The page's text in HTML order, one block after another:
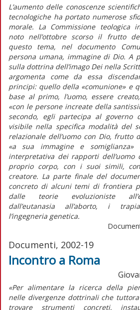
L’aumento delle conoscenze
tecnologiche ha portato numerose
morale. La Commissione teologica
noto nell’ottobre scorso il frutto
questo tema, nel documento
persona umana, immagine di Dio. A
sulla dottrina dell’imago Dei nella
argomenta come da essa
principi: quello della «comunione» e
base al primo, l’uomo, essere
«con le persone increate della
secondo, egli partecipa al governo
visibile nella specifica modalità del
relazionale dell’uomo con Dio, frutto
«a sua immagine e somiglianza»
interpretativa dei rapporti dell’uomo
proprio corpo, con i suoi simili,
creatore. La parte finale del
concreto di alcuni temi di frontiera
dalle teorie evoluzioniste
dall’eutanasia all’aborto, i
l’ingegneria genetica.
Documenti, 2002-19
Incontro a Roma
«Per alimentare la ricerca della
nelle divergenze dottrinali che
trovare strumenti concreti,